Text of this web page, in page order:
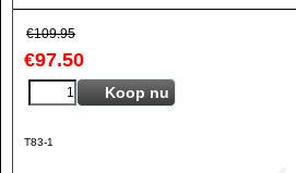
€109.95
€97.50
Koop nu
T83-1